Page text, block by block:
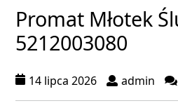
Promat Młotek
5212003080
14 lipca 2026 admin